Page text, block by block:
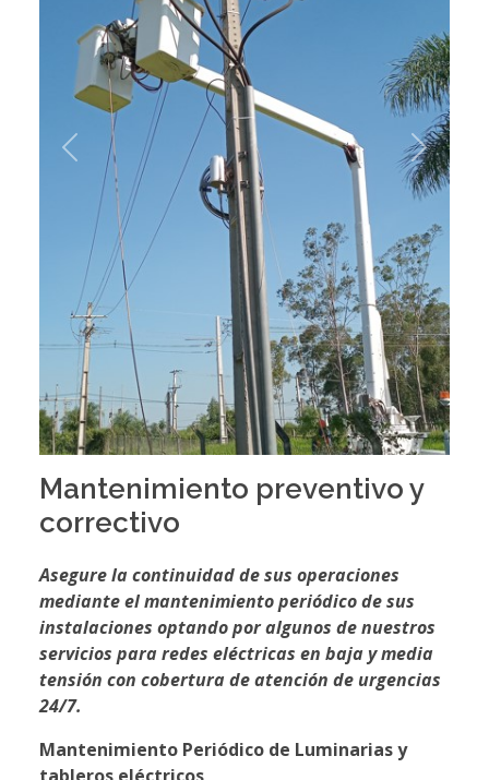
Mantenimiento preventivo y
correctivo
Asegure la continuidad de sus operaciones
mediante el mantenimiento periódico de sus
instalaciones optando por algunos de nuestros
servicios para redes eléctricas en baja y media
tensión con cobertura de atención de urgencias
24/7.
Mantenimiento Periódico de Luminarias y
Previous Next